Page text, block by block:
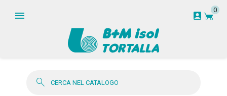
account_box garden_cart0
search